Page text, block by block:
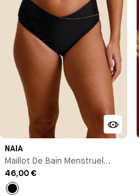
NAIA
Maillot De Bain Menstruel
Culotte Taille Haute
46,00 €